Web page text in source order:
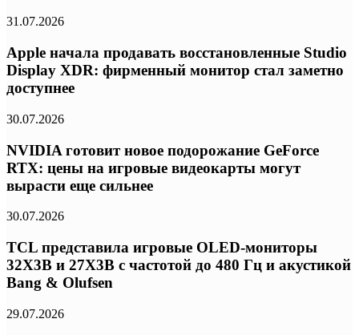
31.07.2026
Apple начала продавать восстановленные Studio
Display XDR: фирменный монитор стал заметно
доступнее
30.07.2026
NVIDIA готовит новое подорожание GeForce
RTX: цены на игровые видеокарты могут
вырасти еще сильнее
30.07.2026
TCL представила игровые OLED-мониторы
32X3B и 27X3B с частотой до 480 Гц и акустикой
Bang & Olufsen
29.07.2026